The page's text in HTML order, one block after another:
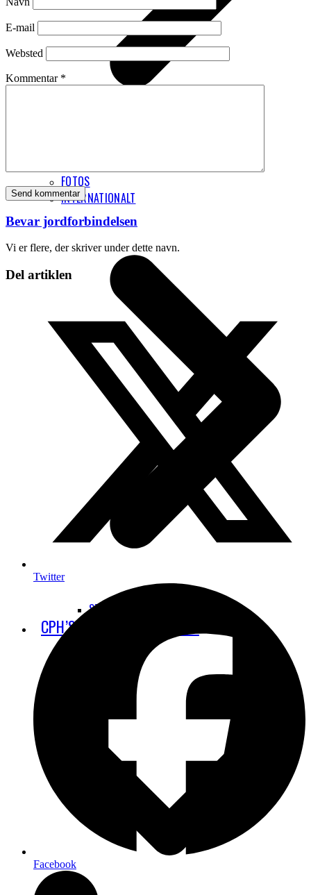
FOTOS
INTERNATIONALT
STAY GROUNDED
CPH’S UDBYGNINGSPLANER
E-mail
Websted
Kommentar *
Bevar jordforbindelsen
Vi er flere, der skriver under dette navn.
Del artiklen
Twitter
Facebook